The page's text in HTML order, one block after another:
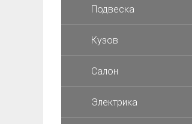
Подвеска
Кузов
Салон
Электрика